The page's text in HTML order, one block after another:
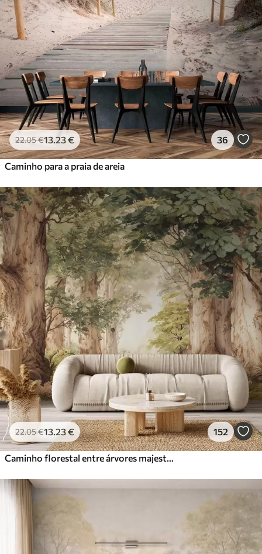
22.05€13 .23€ 36
Caminho para a praia de areia
22.05€13 .23€ 152